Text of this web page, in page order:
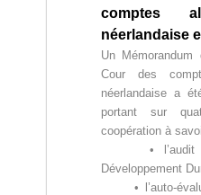
e
s
(
D
Z
)
م
ج
e
u
r
C
o
n
t
comptes
néerlandaise
Un Mémorandum
Cour des
néerlandaise a
portant sur
coopération à
• l’audit
Développement
• l’auto-